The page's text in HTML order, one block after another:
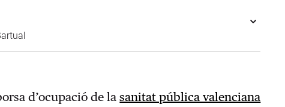
d’ocupació de lasanitat pública valenciana